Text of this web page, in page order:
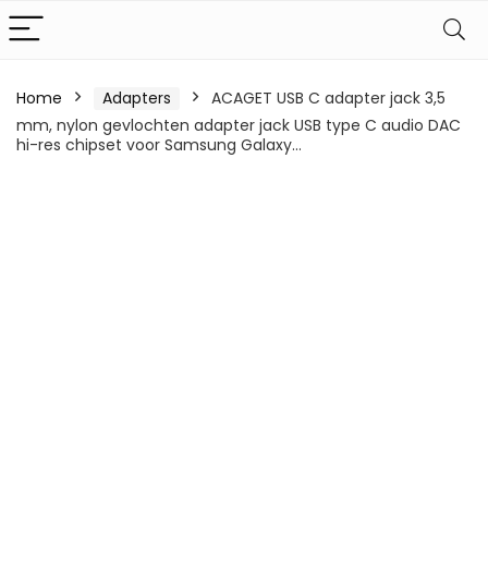
Home Adapters
ACAGET USB C adapter jack 3,5
mm, nylon gevlochten adapter jack USB type C audio DAC
hi-res chipset voor Samsung Galaxy…